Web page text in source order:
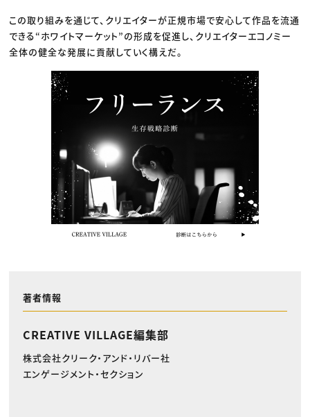
この取り組みを通じて、クリエイターが正規市場で安心して作品を流通
できる“ホワイトマーケット”の形成を促進し、クリエイターエコノミー
全体の健全な発展に貢献していく構えだ。
著者情報
CREATIVE VILLAGE編集部
株式会社クリーク・アンド・リバー社
エンゲージメント・セクション